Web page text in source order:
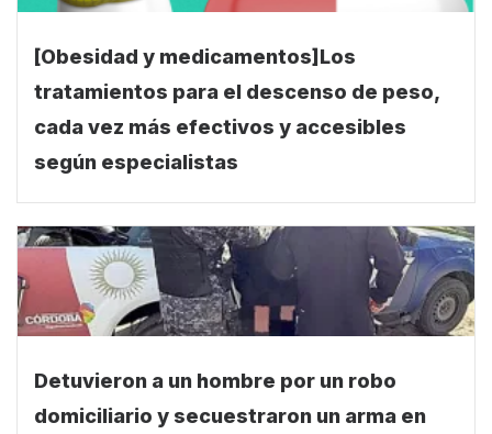
[Obesidad y medicamentos]Los
tratamientos para el descenso de peso,
cada vez más efectivos y accesibles
según especialistas
Detuvieron a un hombre por un robo
domiciliario y secuestraron un arma en